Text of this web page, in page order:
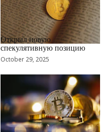
RRCNEWS_RU
Открыл новую
спекулятивную позицию
October 29, 2025
RRCNEWS_RU